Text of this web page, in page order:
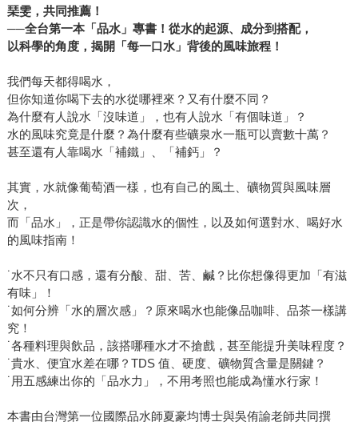
琹雯，共同推薦！
──全台第一本「品水」專書！從水的起源、成分到搭配，
以科學的角度，揭開「每一口水」背後的風味旅程！
我們每天都得喝水，
但你知道你喝下去的水從哪裡來？又有什麼不同？
為什麼有人說水「沒味道」，也有人說水「有個味道」？
水的風味究竟是什麼？為什麼有些礦泉水一瓶可以賣數十萬？
甚至還有人靠喝水「補鐵」、「補鈣」？
其實，水就像葡萄酒一樣，也有自己的風土、礦物質與風味層
次，
而「品水」，正是帶你認識水的個性，以及如何選對水、喝好水
的風味指南！
˙水不只有口感，還有分酸、甜、苦、鹹？比你想像得更加「有滋
有味」！
˙如何分辨「水的層次感」？原來喝水也能像品咖啡、品茶一樣講
究！
˙各種料理與飲品，該搭哪種水才不搶戲，甚至能提升美味程度？
˙貴水、便宜水差在哪？TDS 值、硬度、礦物質含量是關鍵？
˙用五感練出你的「品水力」，不用考照也能成為懂水行家！
本書由台灣第一位國際品水師夏豪均博士與吳侑諭老師共同撰